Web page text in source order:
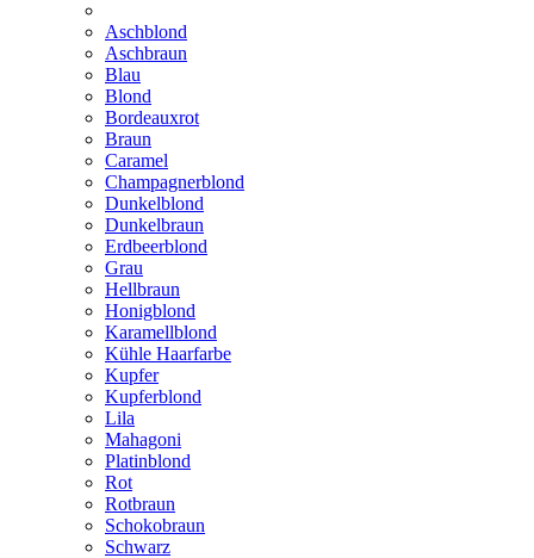
Aschblond
Aschbraun
Blau
Blond
Bordeauxrot
Braun
Caramel
Champagnerblond
Dunkelblond
Dunkelbraun
Erdbeerblond
Grau
Hellbraun
Honigblond
Karamellblond
Kühle Haarfarbe
Kupfer
Kupferblond
Lila
Mahagoni
Platinblond
Rot
Rotbraun
Schokobraun
Schwarz